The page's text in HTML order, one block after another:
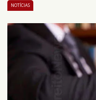
NOTÍCIAS